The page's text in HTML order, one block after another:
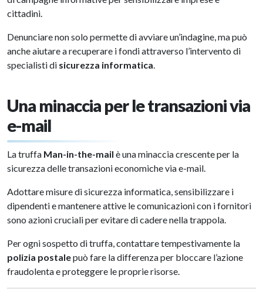
cittadini.
Denunciare non solo permette di avviare un’indagine, ma può
anche aiutare a recuperare i fondi attraverso l’intervento di
specialisti di sicurezza informatica
Una minaccia per le transazioni via
e-mail
La truffa Man-in-the-mail è una minaccia crescente per la
sicurezza delle transazioni economiche via e-mail.
Adottare misure di sicurezza informatica, sensibilizzare i
dipendenti e mantenere attive le comunicazioni con i fornitori
sono azioni cruciali per evitare di cadere nella trappola.
Per ogni sospetto di truffa, contattare tempestivamente la
polizia postalepuò fare la differenza per bloccare l’azione
fraudolenta e proteggere le proprie risorse.